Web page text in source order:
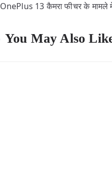
OnePlus 13 कैमरा फीचर के
You May Also